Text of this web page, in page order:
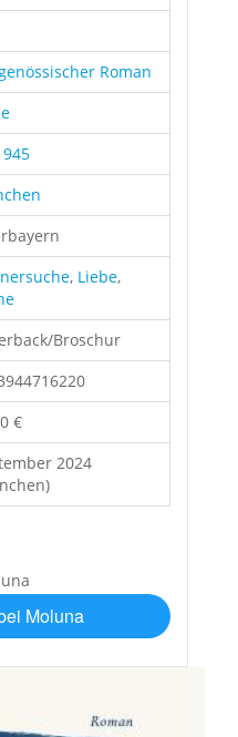
Roman
, Liebe,
Broschur
€
2024
Moluna